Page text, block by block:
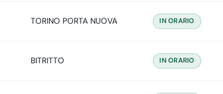
TORINO PORTA NUOVA IN ORARIO
BITRITTO IN ORARIO